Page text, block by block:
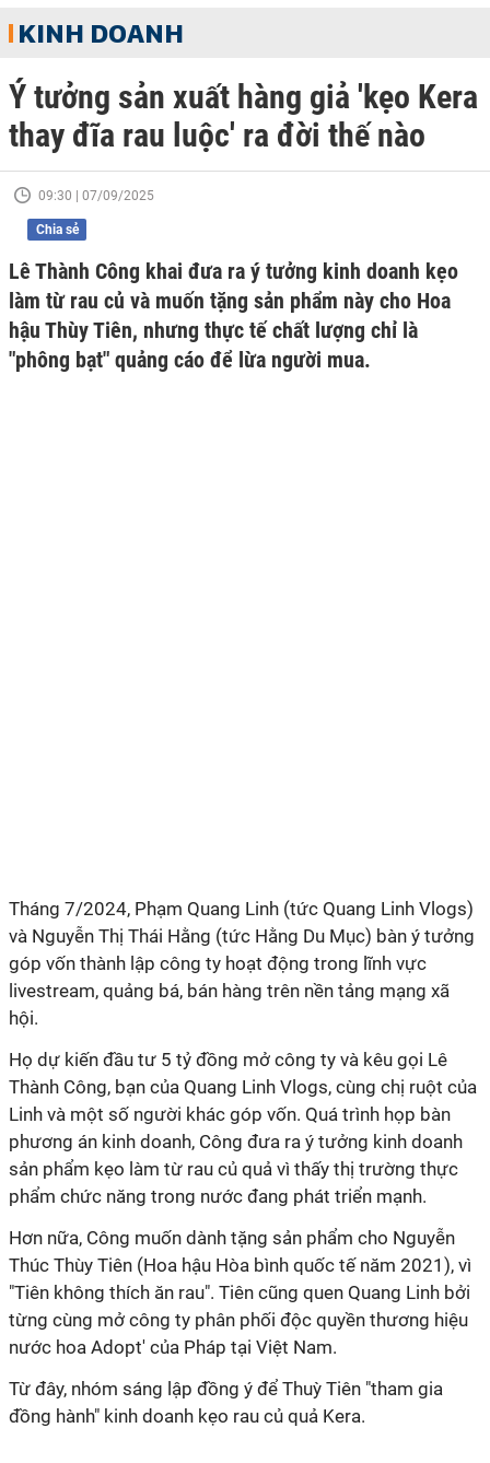
KINH DOANH
Ý tưởng sản xuất hàng giả 'kẹo Kera
thay đĩa rau luộc' ra đời thế nào
09:30 | 07/09/2025
Chia sẻ
Lê Thành Công khai đưa ra ý tưởng kinh doanh kẹo
làm từ rau củ và muốn tặng sản phẩm này cho Hoa
hậu Thùy Tiên, nhưng thực tế chất lượng chỉ là
"phông bạt" quảng cáo để lừa người mua.
Tháng 7/2024, Phạm Quang Linh (tức Quang Linh Vlogs)
và Nguyễn Thị Thái Hằng (tức Hằng Du Mục) bàn ý tưởng
góp vốn thành lập công ty hoạt động trong lĩnh vực
livestream, quảng bá, bán hàng trên nền tảng mạng xã
hội.
Họ dự kiến đầu tư 5 tỷ đồng mở công ty và kêu gọi Lê
Thành Công, bạn của Quang Linh Vlogs, cùng chị ruột của
Linh và một số người khác góp vốn. Quá trình họp bàn
phương án kinh doanh, Công đưa ra ý tưởng kinh doanh
sản phẩm kẹo làm từ rau củ quả vì thấy thị trường thực
phẩm chức năng trong nước đang phát triển mạnh.
Hơn nữa, Công muốn dành tặng sản phẩm cho Nguyễn
Thúc Thùy Tiên (Hoa hậu Hòa bình quốc tế năm 2021), vì
"Tiên không thích ăn rau". Tiên cũng quen Quang Linh bởi
từng cùng mở công ty phân phối độc quyền thương hiệu
nước hoa Adopt' của Pháp tại Việt Nam.
Từ đây, nhóm sáng lập đồng ý để Thuỳ Tiên "tham gia
đồng hành" kinh doanh kẹo rau củ quả Kera.